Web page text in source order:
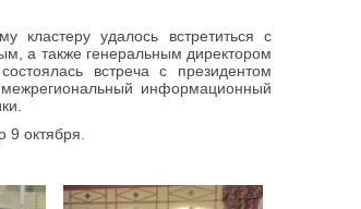
кластеру удалось встретиться с
а также генеральным директором
встреча с президентом
межрегиональный информационный
9 октября.